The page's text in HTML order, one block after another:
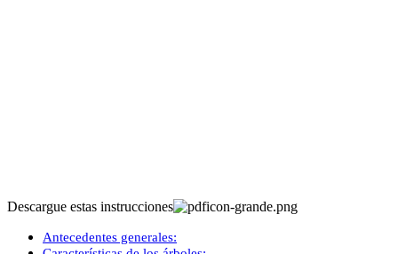
Descargue estas instrucciones
Antecedentes generales: